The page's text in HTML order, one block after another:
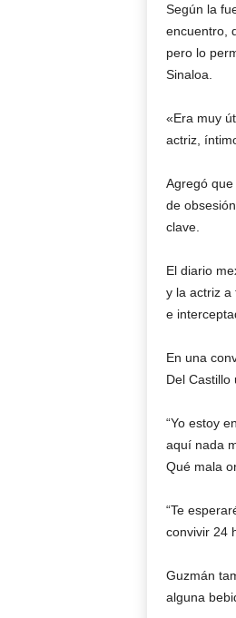
Según la
encuentro,
pero lo
Sinaloa.
«Era muy
actriz,
Agregó que
de
clave.
El diario
y la actriz a
e
En una
Del Castillo
“Yo estoy
aquí nada
Qué mala
“Te
convivir 24
Guzmán
alguna